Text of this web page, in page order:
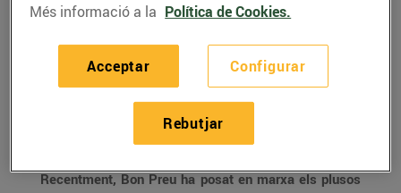
Bon Preu reparteix més de 13 milions d’euros
d’acord amb el compliment d’objectius anuals dels
Bonpreu i Esclat i de Serveis Centrals.
Recentment, Bon Preu ha posat en marxa els plusos
Més informació a la Política de Cookies.
Configurar
Rebutjar
Acceptar